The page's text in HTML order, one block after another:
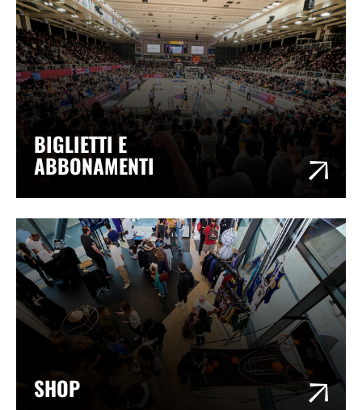
BIGLIETTI E
ABBONAMENTI
SHOP